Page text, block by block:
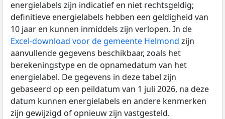
energielabels zijn indicatief en niet rechtsgeldig;
definitieve energielabels hebben een geldigheid van
10 jaar en kunnen inmiddels zijn verlopen. In de
Excel-download voor de gemeente Helmond zijn
aanvullende gegevens beschikbaar, zoals het
berekeningstype en de opnamedatum van het
energielabel. De gegevens in deze tabel zijn
gebaseerd op een peildatum van 1 juli 2026, na deze
datum kunnen energielabels en andere kenmerken
zijn gewijzigd of opnieuw zijn vastgesteld.